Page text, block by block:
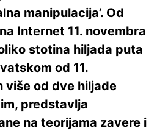
manipulacija’. Od
Internet 11. novembra
stotina hiljada puta
od 11.
više od dve hiljade
predstavlja
na teorijama zavere i